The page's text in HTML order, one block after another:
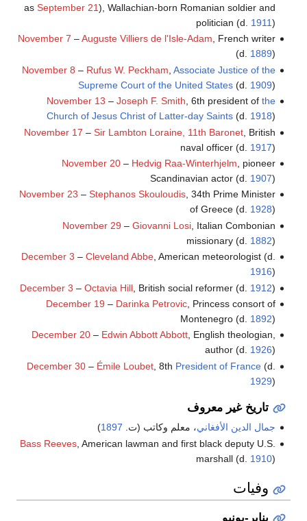
as September 21), Wallachian-born Romanian soldier and
politician (d. 1911)
November 7 –Auguste Villiers de l'Isle-Adam, French writer
(d. 1889)
November 8 – Rufus W. Peckham Associate Justice of the
Supreme Court of the United States(d. 1909)
November 13 – Joseph F. Smith , 6th president of the
Church of Jesus Christ of Latter-day Saints(d. 1918)
November 17 – Sir Lambton Loraine, 11th Baronet, British
naval officer (d. 1917)
November 20– Hedvig Raa-Winterhjelm , pioneer
Scandinavian actor (d. 1907)
November 23 – Stephanos Skouloudis, 34th Prime Minister
of Greece (d. 1928)
November 29 – Giovanni Losi, Italian Combonian
missionary (d. 1882)
December 3 – Cleveland Abbe, American meteorologist (d.
1916)
December 3 – Octavia Hill, British social reformer (d. 1912)
December 19 – Darinka Petrovic, Princess consort of
Montenegro (d. 1892)
December 20– Edwin Abbott Abbott, English theologian,
author (d. 1926)
December 30– Émile Loubet, 8th President of France(d.
1929)
تاريخ غير معروف
جمال الدين الأفغاني، معلم وكاتب (ت. 1897
)
Bass Reeves, American lawman and first black deputy U.S.
marshall (d. 1910)
وفيات
يناير-يونيو